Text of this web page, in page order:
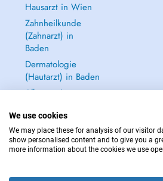
Hausarzt in Wien
Zahnheilkunde
(Zahnarzt) in
Baden
Dermatologie
(Hautarzt) in Baden
Alle anzeigen →
IM NOTFALL WENDEN SIE
We use cookies
We may place these for analysis of our visitor
show personalised content and to give you a
more information about the cookies we use